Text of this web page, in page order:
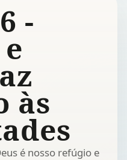
-
às
é nosso refúgio e